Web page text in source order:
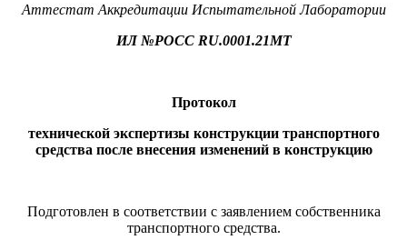
Аттестат Аккредитации Испытательной Лаборатории
ИЛ №РОСС RU.0001.21МТ
Протокол
технической экспертизы конструкции транспортного
средства после внесения изменений в конструкцию
Подготовлен в соответствии с заявлением собственника
транспортного средства.